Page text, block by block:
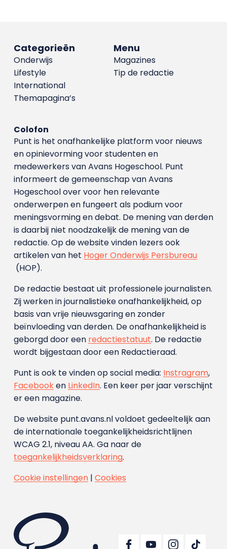
Menu
Magazines
Tip de redactie
Categorieën
Onderwijs
Lifestyle
International
Themapagina’s
Colofon
Punt is het onafhankelijke platform voor nieuws
en opinievorming voor studenten en
medewerkers van Avans Hoge­school. Punt
informeert de gemeenschap van Avans
Hogeschool over voor hen relevante
onderwerpen en fungeert als podium voor
meningsvorming en debat. De mening van derden
is daarbij niet noodzakelijk de mening van de
redactie. Op de website vinden lezers ook
artikelen van het Hoger Onderwijs Persbureau
(HOP).
De redactie bestaat uit professionele journalisten.
Zij werken in journalistieke onafhankelijkheid, op
basis van vrije nieuwsgaring en zonder
beïnvloeding van derden. De onafhankelijkheid is
geborgd door een redactiestatuut. De redactie
wordt bijgestaan door een Redactieraad.
Punt is ook te vinden op social media: Instragram,
Facebooken LinkedIn. Een keer per jaar verschijnt
er een magazine.
De website punt.avans.nl voldoet gedeeltelijk aan
de internationale toegankelijkheidsrichtlijnen
WCAG 2.1, niveau AA. Ga naar de
toegankelijkheidsverklaring.
Cookie instellingen| Cookies